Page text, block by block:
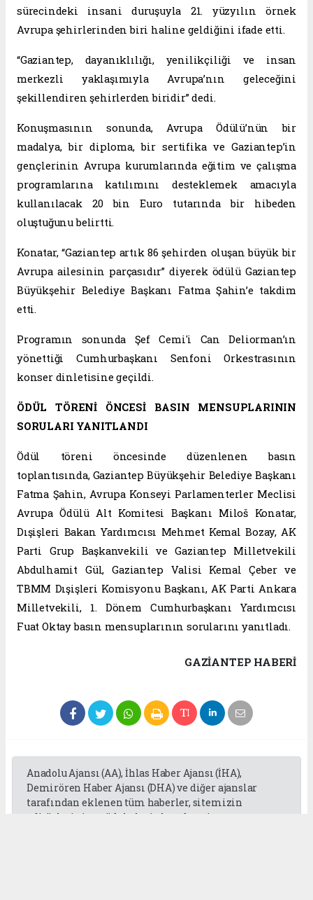
sürecindeki insani duruşuyla 21. yüzyılın örnek
Avrupa şehirlerinden biri haline geldiğini ifade etti.
“Gaziantep, dayanıklılığı, yenilikçiliği ve insan
merkezli yaklaşımıyla Avrupa’nın geleceğini
şekillendiren şehirlerden biridir” dedi.
Konuşmasının sonunda, Avrupa Ödülü’nün bir
madalya, bir diploma, bir sertifika ve Gaziantep’in
gençlerinin Avrupa kurumlarında eğitim ve çalışma
programlarına katılımını desteklemek amacıyla
kullanılacak 20 bin Euro tutarında bir hibeden
oluştuğunu belirtti.
Konatar, “Gaziantep artık 86 şehirden oluşan büyük bir
Avrupa ailesinin parçasıdır” diyerek ödülü Gaziantep
Büyükşehir Belediye Başkanı Fatma Şahin’e takdim
etti.
Programın sonunda Şef Cemi'i Can Deliorman’ın
yönettiği Cumhurbaşkanı Senfoni Orkestrasının
konser dinletisine geçildi.
ÖDÜL TÖRENİ ÖNCESİ BASIN MENSUPLARININ
SORULARI YANITLANDI
Ödül töreni öncesinde düzenlenen basın
toplantısında, Gaziantep Büyükşehir Belediye Başkanı
Fatma Şahin, Avrupa Konseyi Parlamenterler Meclisi
Avrupa Ödülü Alt Komitesi Başkanı Miloš Konatar,
Dışişleri Bakan Yardımcısı Mehmet Kemal Bozay, AK
Parti Grup Başkanvekili ve Gaziantep Milletvekili
Abdulhamit Gül, Gaziantep Valisi Kemal Çeber ve
TBMM Dışişleri Komisyonu Başkanı, AK Parti Ankara
Milletvekili, 1. Dönem Cumhurbaşkanı Yardımcısı
Fuat Oktay basın mensuplarının sorularını yanıtladı.
GAZIANTEP HABERİ
Anadolu Ajansı (AA), İhlas Haber Ajansı (İHA),
Demirören Haber Ajansı (DHA) ve diğer ajanslar
tarafından eklenen tüm haberler, sitemizin
editörlerinin müdahalesi olmadan ajans